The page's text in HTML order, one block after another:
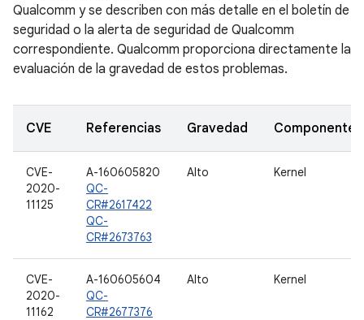
Qualcomm y se describen con más detalle en el boletín de
seguridad o la alerta de seguridad de Qualcomm
correspondiente. Qualcomm proporciona directamente la
evaluación de la gravedad de estos problemas.
CVE Referencias Gravedad Componente
CVE-
2020-
11125
A-160605820
QC-
CR#2617422
QC-
CR#2673763
Alto Kernel
CVE-
2020-
11162
A-160605604
QC-
CR#2677376
Alto Kernel